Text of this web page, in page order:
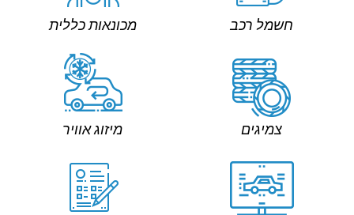
חשמל רכב מכונאות כללית
צמיגים מיזוג אוויר